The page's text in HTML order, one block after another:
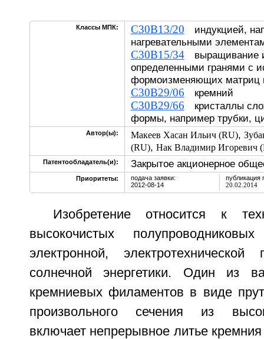
Классы МПК: C30B13/20 индукцией,
нагревательными
C30B15/34выращивание
определенными гранями с
формоизменяющих матриц
C30B29/06 кремний
C30B29/66 кристаллы
формы, например трубки,
Автор(ы): Макеев Хасан Ильич (RU),
(RU), Нак Владимир Игоревич
Патентообладатель(и): Закрытое акционерное
Приоритеты:
подача заявки:
2012-08-14
публикация
20.02.2014
Изобретение относится к
высокочистых
электронной,
солнечной энергетики. Один из
кремниевых филаментов в виде
произвольного сечения из
включает непрерывное литье